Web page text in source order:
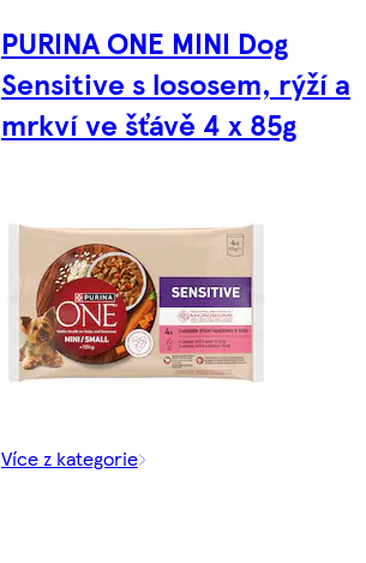
PURINA ONE MINI Dog
Sensitive s lososem, rýží a
mrkví ve šťávě 4 x 85g
Více z kategorie